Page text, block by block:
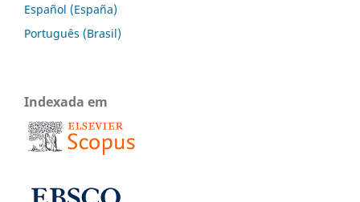
Español (España)
Português (Brasil)
Indexada em